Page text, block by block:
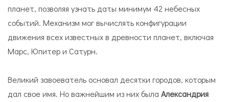
планет, позволяя узнать даты минимум 42 небесных
событий. Механизм мог вычислять конфигурации
движения всех известных в древности планет, включая
Марс, Юпитер и Сатурн.
Великий завоеватель основал десятки городов, которым
дал свое имя. Но важнейшим из них была Александрия